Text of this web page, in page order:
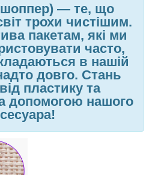
—те, що
трохи чистішим.
пакетам, які ми
часто,
в нашій
довго. Стань
пластику та
допомогою нашого